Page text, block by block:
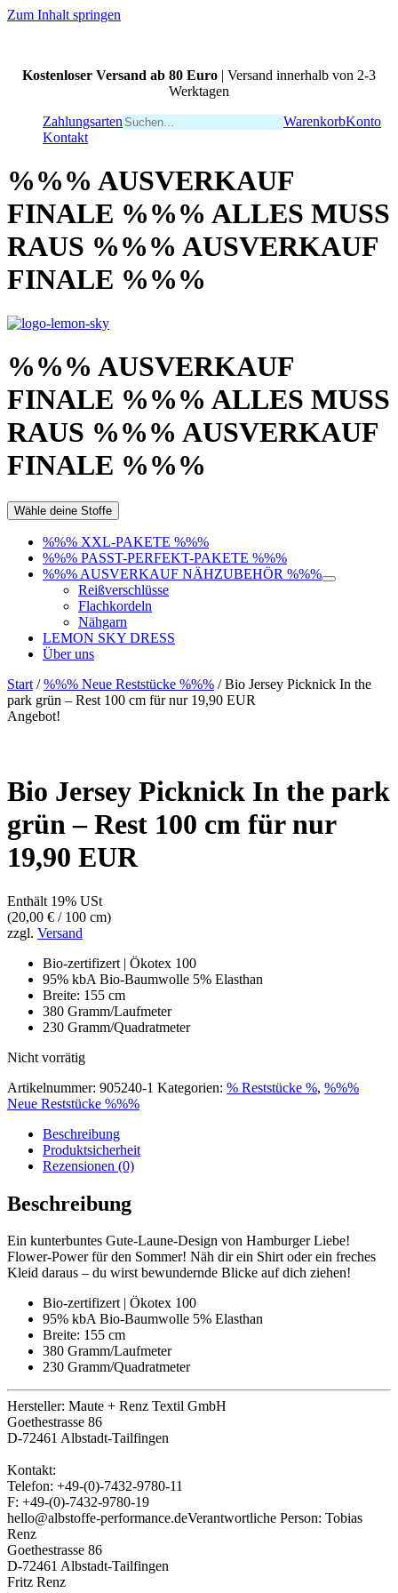
Zum Inhalt springen
Kostenloser Versand ab 80 Euro | Versand innerhalb von 2-3
Werktagen
Zahlungsarten
WarenkorbKonto
Kontakt
%%% AUSVERKAUF
FINALE %%% ALLES MUSS
RAUS %%% AUSVERKAUF
FINALE %%%
%%% AUSVERKAUF
FINALE %%% ALLES MUSS
RAUS %%% AUSVERKAUF
FINALE %%%
Wähle deine Stoffe
%%% XXL-PAKETE %%%
%%% PASST-PERFEKT-PAKETE %%%
%%% AUSVERKAUF NÄHZUBEHÖR %%%
Reißverschlüsse
Flachkordeln
Nähgarn
LEMON SKY DRESS
Über uns
Start /%%% Neue Reststücke %%% / Bio Jersey Picknick In the
park grün – Rest 100 cm für nur 19,90 EUR
Angebot!
Bio Jersey Picknick In the park
grün – Rest 100 cm für nur
19,90 EUR
Enthält 19% USt
(20,00 € / 100 cm)
zzgl. Versand
Bio-zertifizert | Ökotex 100
95% kbA Bio-Baumwolle 5% Elasthan
Breite: 155 cm
380 Gramm/Laufmeter
230 Gramm/Quadratmeter
Nicht vorrätig
Artikelnummer: 905240-1 Kategorien: % Reststücke %, %%%
Neue Reststücke %%%
Beschreibung
Produktsicherheit
Rezensionen (0)
Beschreibung
Ein kunterbuntes Gute-Laune-Design von Hamburger Liebe!
Flower-Power für den Sommer! Näh dir ein Shirt oder ein freches
Kleid daraus – du wirst bewundernde Blicke auf dich ziehen!
Bio-zertifizert | Ökotex 100
95% kbA Bio-Baumwolle 5% Elasthan
Breite: 155 cm
380 Gramm/Laufmeter
230 Gramm/Quadratmeter
Hersteller: Maute + Renz Textil GmbH
Goethestrasse 86
D-72461 Albstadt-Tailfingen
Kontakt:
Telefon: +49-(0)-7432-9780-11
F: +49-(0)-7432-9780-19
hello@albstoffe-performance.deVerantwortliche Person: Tobias
Renz
Goethestrasse 86
D-72461 Albstadt-Tailfingen
Fritz Renz